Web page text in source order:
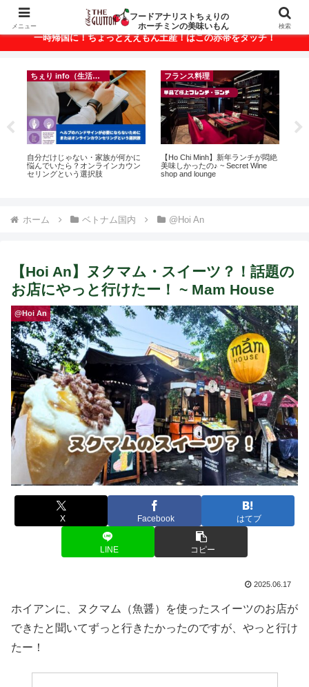
ベトナム・ホーチミンの美味いもんが満載！
一時帰国に！ちょっとええもん土産！はこの赤帯をタッチ！
ちぇり info（生活情報）
自分だけじゃない・家族が何かに
悩んでいたら？オンラインカウン
セリングという選択肢
フランス料理
【Ho Chi Minh】新年ランチが悶絶
美味しかったの♪ ~ Secret Wine
shop and lounge
ホーム ベトナム国内 @Hoi An
【Hoi An】ヌクマム・スイーツ？！話題の
お店にやっと行けたー！ ~ Mam House
@Hoi An
X Facebook はてブ
LINE コピー
2025.06.17
ホイアンに、ヌクマム（魚醤）を使ったスイーツのお店が
できたと聞いてずっと行きたかったのですが、やっと行け
たー！
メニュー
フードアナリストちぇりの
ホーチミンの美味いもん
検索